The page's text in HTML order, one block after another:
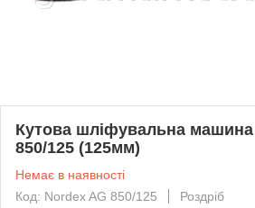
Кутова шліфувальна машина
850/125 (125мм)
Немає в наявності
Код: Nordex AG 850/125
Роздріб